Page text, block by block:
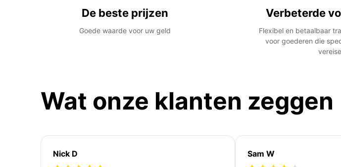
De beste prijzen
Goede waarde voor uw geld
Verbeterde
Flexibel en betaalbaar
voor goederen die
Wat onze klanten zeggen
Nick D Sam W